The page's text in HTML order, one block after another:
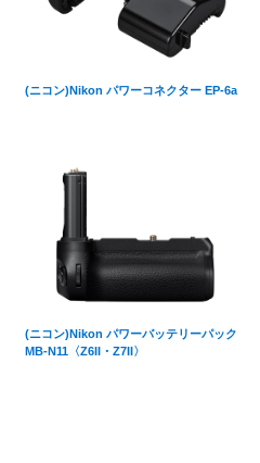
(ニコン)Nikon パワーコネクター EP-6a
(ニコン)Nikon パワーバッテリーパック
MB-N11〈Z6II・Z7II〉